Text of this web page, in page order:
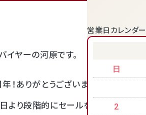
営業日カレンダー
日
2
クメロン
イヤーの河原です。
ありがとうございます。
より段階的にセールを開催いたしま